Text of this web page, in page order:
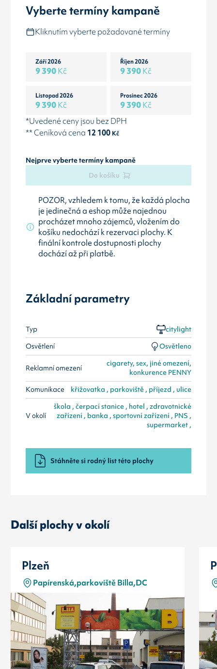
Vyberte termíny kampaně
Kliknutím vyberte požadované termíny
Září 2026
9 390Kč
Říjen 2026
9 390Kč
Listopad 2026
9 390Kč
Prosinec 2026
9 390Kč
*Uvedené ceny jsou bez DPH
** Ceníková cena 12 100Kč
Nejprve vyberte termíny kampaně
Do košíku
POZOR, vzhledem k tomu, že každá plocha
je jedinečná a eshop může najednou
procházet mnoho zájemců, vložením do
košíku nedochází k rezervaci plochy. K
finální kontrole dostupnosti plochy
dochází až při platbě.
Základní parametry
Typ
citylight
Osvětlení
Osvětleno
Reklamní omezení
cigarety, sex, jiné omezení,
konkurence PENNY
Komunikace
křižovatka , parkoviště , příjezd , ulice
V okolí
škola , čerpací stanice , hotel , zdravotnické
zařízení , banka , sportovní zařízení , PNS ,
supermarket ,
Stáhněte si rodný list této plochy
Další plochy v okolí
Plzeň
Papírenská,parkoviště Billa,DC